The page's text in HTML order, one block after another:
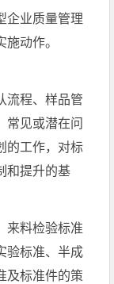
企业质量管理
动作。
流程、样品管
常见或潜在问
的工作，对标
和提升的基
来料检验标准
验标准、半成
及标准件的策